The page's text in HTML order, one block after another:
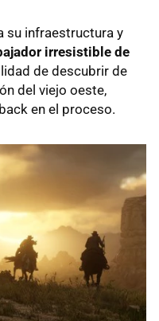
su infraestructura y
irresistible de
de descubrir de
del viejo oeste,
en el proceso.